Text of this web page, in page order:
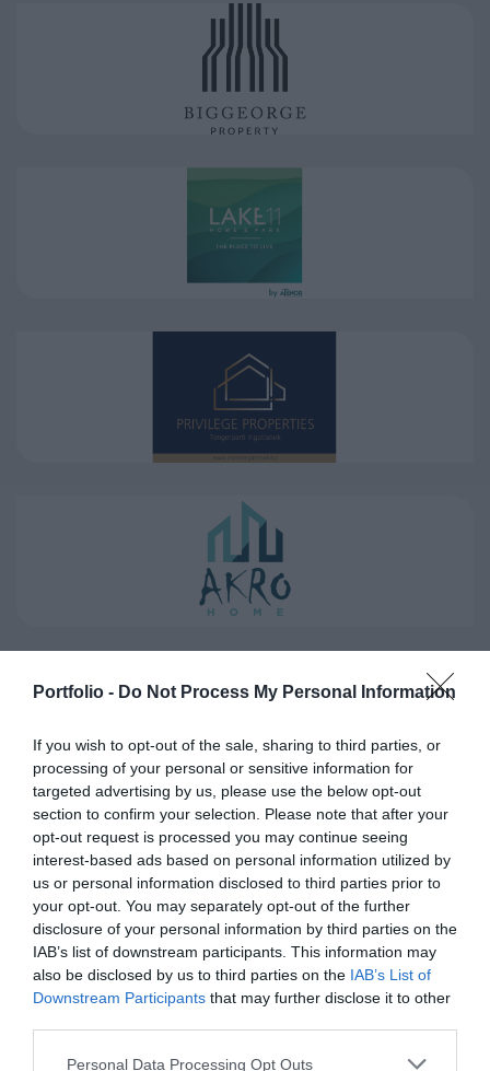
Portfolio - Do Not Process My Personal Information
If you wish to opt-out of the sale, sharing to third parties, or
processing of your personal or sensitive information for
targeted advertising by us, please use the below opt-out
section to confirm your selection. Please note that after your
opt-out request is processed you may continue seeing
interest-based ads based on personal information utilized by
us or personal information disclosed to third parties prior to
your opt-out. You may separately opt-out of the further
disclosure of your personal information by third parties on the
IAB’s list of downstream participants. This information may
also be disclosed by us to third parties on the IAB’s List of
Downstream Participants that may further disclose it to other
Personal Data Processing Opt Outs
TOVÁBBI TÁMOGATÓINK